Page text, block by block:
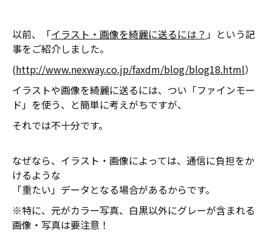
以前、「イラスト・画像を綺麗に送るには？ 」という記
事をご紹介しました。
(http://www.nexway.co.jp/faxdm/blog/blog18.html）
イラストや画像を綺麗に送るには、つい「ファインモー
ド」を使う、と簡単に考えがちですが、
それでは不十分です。
なぜなら、イラスト・画像によっては、通信に負担をか
けるような
「重たい」データとなる場合があるからです。
※特に、元がカラー写真、白黒以外にグレーが含まれる
画像・写真は要注意！